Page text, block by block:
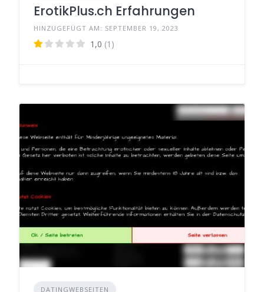
ErotikPlus.ch Erfahrungen
HINZUGEFÜGT AM: SEPTEMBER 19, 2023
1,0 (1)
DATINGWEBSEITEN